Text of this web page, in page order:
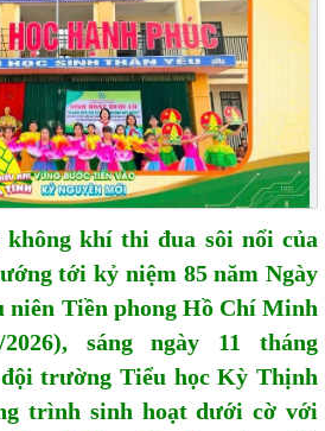
không khí thi đua sôi nổi của
tới kỷ niệm 85 năm Ngày
niên Tiền phong Hồ Chí Minh
2026), sáng ngày 11 tháng
trường Tiểu học Kỳ Thịnh
trình sinh hoạt dưới cờ với